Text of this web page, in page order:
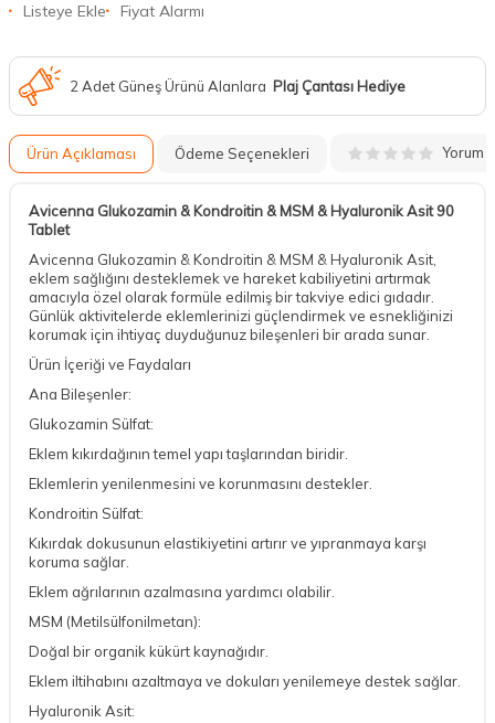
Listeye Ekle Fiyat Alarmı
2 Adet Güneş Ürünü Alanlara Plaj Çantası Hediye
Ürün Açıklaması Ödeme Seçenekleri Yorum
Avicenna Glukozamin & Kondroitin & MSM & Hyaluronik Asit 90
Tablet
Avicenna Glukozamin & Kondroitin & MSM & Hyaluronik Asit,
eklem sağlığını desteklemek ve hareket kabiliyetini artırmak
amacıyla özel olarak formüle edilmiş bir takviye edici gıdadır.
Günlük aktivitelerde eklemlerinizi güçlendirmek ve esnekliğinizi
korumak için ihtiyaç duyduğunuz bileşenleri bir arada sunar.
Ürün İçeriği ve Faydaları
Ana Bileşenler:
Glukozamin Sülfat:
Eklem kıkırdağının temel yapı taşlarından biridir.
Eklemlerin yenilenmesini ve korunmasını destekler.
Kondroitin Sülfat:
Kıkırdak dokusunun elastikiyetini artırır ve yıpranmaya karşı
koruma sağlar.
Eklem ağrılarının azalmasına yardımcı olabilir.
MSM (Metilsülfonilmetan):
Doğal bir organik kükürt kaynağıdır.
Eklem iltihabını azaltmaya ve dokuları yenilemeye destek sağlar.
Hyaluronik Asit: